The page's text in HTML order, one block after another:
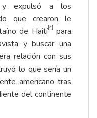
y expulsó a los
que crearon le
de Haití[4] para
y buscar una
relación con sus
lo que sería un
americano tras
del continente